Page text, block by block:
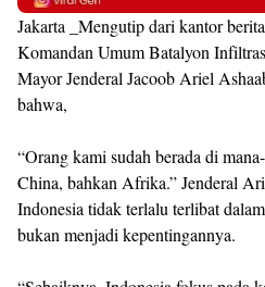
Jakarta _Mengutip dari kantor
Komandan Umum Batalyon
Mayor Jenderal Jacoob Ariel
bahwa,
“Orang kami sudah berada di
China, bahkan Afrika.” Jenderal
Indonesia tidak terlalu terlibat
bukan menjadi kepentingannya.